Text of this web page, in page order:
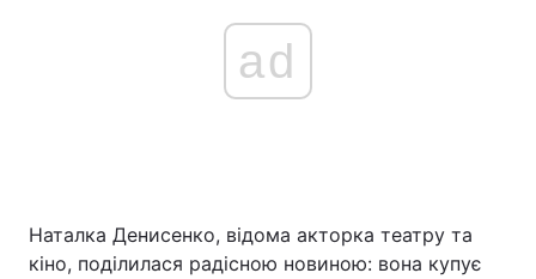
ad
Наталка Денисенко, відома акторка театру та
кіно, поділилася радісною новиною: вона купує